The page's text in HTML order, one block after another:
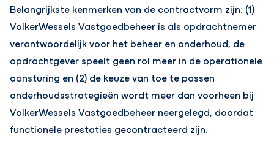
Belangrijkste kenmerken van de contractvorm zijn: (1)
VolkerWessels Vastgoedbeheer is als opdrachtnemer
verantwoordelijk voor het beheer en onderhoud, de
opdrachtgever speelt geen rol meer in de operationele
aansturing en (2) de keuze van toe te passen
onderhoudsstrategieën wordt meer dan voorheen bij
VolkerWessels Vastgoedbeheer neergelegd, doordat
functionele prestaties gecontracteerd zijn.